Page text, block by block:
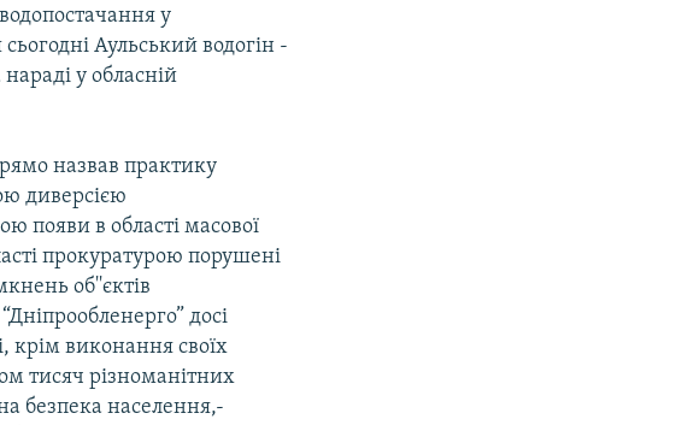
у
Аульський водогін -
у обласній
назвав практику
диверсією
появи в області масової
прокуратурою порушені
об''єктів
досі
крім виконання своїх
тисяч різноманітних
безпека населення,-